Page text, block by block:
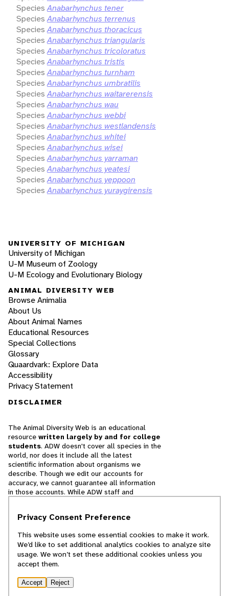
Species Anabarhynchus tener
Species Anabarhynchus terrenus
Species Anabarhynchus thoracicus
Species Anabarhynchus triangularis
Species Anabarhynchus tricoloratus
Species Anabarhynchus tristis
Species Anabarhynchus turnham
Species Anabarhynchus umbratilis
Species Anabarhynchus waitarerensis
Species Anabarhynchus wau
Species Anabarhynchus webbi
Species Anabarhynchus westlandensis
Species Anabarhynchus whitei
Species Anabarhynchus wisei
Species Anabarhynchus yarraman
Species Anabarhynchus yeatesi
Species Anabarhynchus yeppoon
Species Anabarhynchus yuraygirensis
UNIVERSITY OF MICHIGAN
University of Michigan
U-M Museum of Zoology
U-M Ecology and Evolutionary Biology
ANIMAL DIVERSITY WEB
Browse Animalia
About Us
About Animal Names
Educational Resources
Special Collections
Glossary
Quaardvark: Explore Data
Accessibility
Privacy Statement
DISCLAIMER
The Animal Diversity Web is an educational
resource written largely by and for college
students. ADW doesn't cover all species in the
world, nor does it include all the latest
scientific information about organisms we
describe. Though we edit our accounts for
accuracy, we cannot guarantee all information
in those accounts. While ADW staff and
cannot necessarily endorse the contents of
© 2025, Regents of the University of Michigan
Privacy Consent Preference
This website uses some essential cookies to make it work.
We’d like to set additional analytics cookies to analyze site
usage. We won’t set these additional cookies unless you
accept them.
Accept Reject